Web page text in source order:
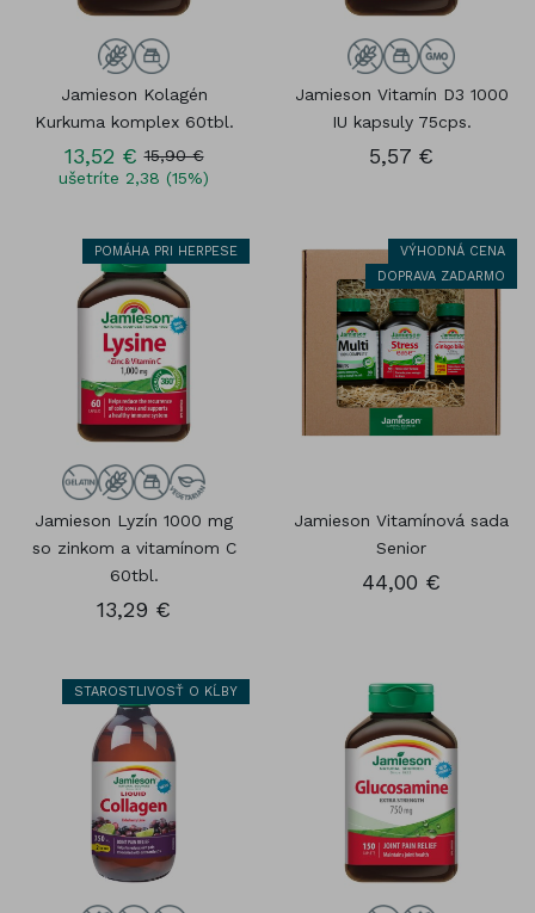
Jamieson Kolagén
Kurkuma komplex 60tbl.
13,52 € 15,90 €
ušetríte 2,38 (15%)
Jamieson Vitamín D3 1000
IU kapsuly 75cps.
5,57 €
POMÁHA PRI HERPESE
Jamieson Lyzín 1000 mg
so zinkom a vitamínom C
60tbl.
13,29 €
VÝHODNÁ CENA
DOPRAVA ZADARMO
Jamieson Vitamínová sada
Senior
44,00 €
STAROSTLIVOSŤ O KĹBY